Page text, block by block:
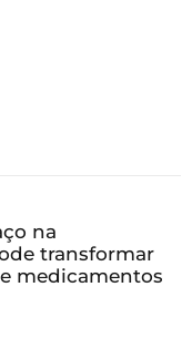
na
transformar
medicamentos